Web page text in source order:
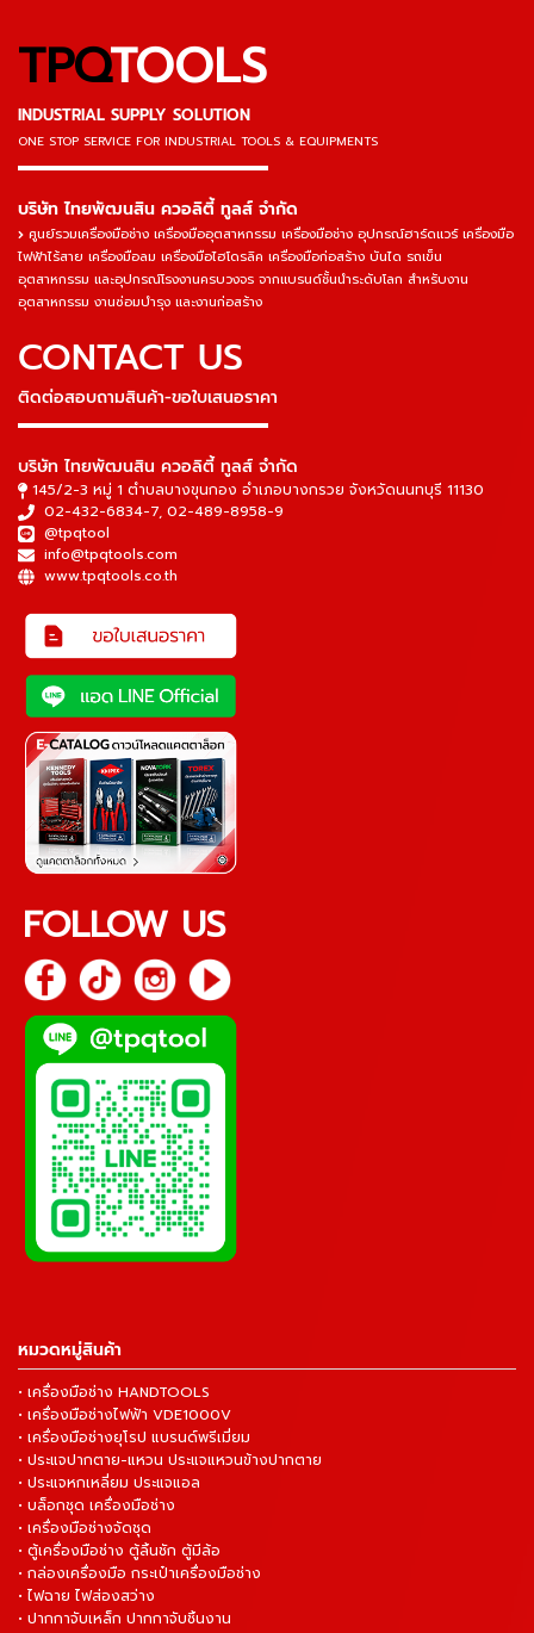
TPQTOOLS
INDUSTRIAL SUPPLY SOLUTION
ONE STOP SERVICE FOR INDUSTRIAL TOOLS & EQUIPMENTS
▬▬▬▬▬▬▬▬▬▬▬▬▬▬▬
บริษัท ไทยพัฒนสิน ควอลิตี้ ทูลส์ จำกัด
ศูนย์รวมเครื่องมือช่าง เครื่องมืออุตสาหกรรม เครื่องมือช่าง อุปกรณ์ฮาร์ดแวร์ เครื่องมือ
ไฟฟ้าไร้สาย เครื่องมือลม เครื่องมือไฮโดรลิค เครื่องมือก่อสร้าง บันได รถเข็น
อุตสาหกรรม และอุปกรณ์โรงงานครบวงจร จากแบรนด์ชั้นนำระดับโลก สำหรับงาน
อุตสาหกรรม งานซ่อมบำรุง และงานก่อสร้าง
CONTACT US
ติดต่อสอบถามสินค้า-ขอใบเสนอราคา
▬▬▬▬▬▬▬▬▬▬▬▬▬▬▬
บริษัท ไทยพัฒนสิน ควอลิตี้ ทูลส์ จำกัด
145/2-3 หมู่ 1 ตำบลบางขุนกอง อำเภอบางกรวย จังหวัดนนทบุรี 11130
02-432-6834-7, 02-489-8958-9
@tpqtool
info@tpqtools.com
www.tpqtools.co.th
FOLLOW US
หมวดหมู่สินค้า
• เครื่องมือช่าง HANDTOOLS
• เครื่องมือช่างไฟฟ้า VDE1000V
• เครื่องมือช่างยุโรป แบรนด์พรีเมี่ยม
• ประแจปากตาย-แหวน ประแจแหวนข้างปากตาย
• ประแจหกเหลี่ยม ประแจแอล
• บล็อกชุด เครื่องมือช่าง
• เครื่องมือช่างจัดชุด
• ตู้เครื่องมือช่าง ตู้ลิ้นชัก ตู้มีล้อ
• กล่องเครื่องมือ กระเป๋าเครื่องมือช่าง
• ไฟฉาย ไฟส่องสว่าง
• ปากกาจับเหล็ก ปากกาจับชิ้นงาน